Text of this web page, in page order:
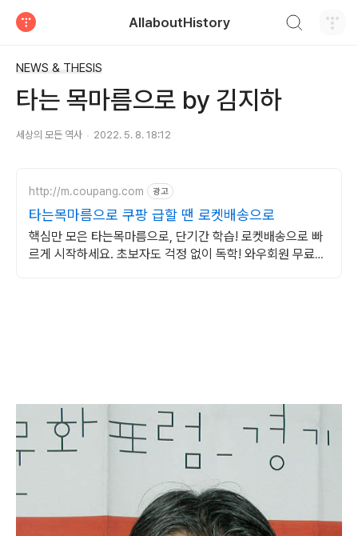
AllaboutHistory
NEWS & THESIS
타는 목마름으로 by 김지하
세상의 모든 역사 2022. 5. 8. 18:12
http://m.coupang.com 광고
타는목마름으로 쿠팡 급할 땐 로켓배송으로
핵심만 모은 타는목마름으로, 단기간 학습! 로켓배송으로 빠
르게 시작하세요. 초보자도 걱정 없이 독학! 와우회원 무료반